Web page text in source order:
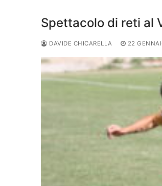
Spettacolo di reti al
DAVIDE CHICARELLA 22